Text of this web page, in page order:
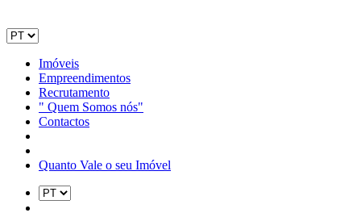
Imóveis
Empreendimentos
Recrutamento
" Quem Somos nós"
Contactos
Quanto Vale o seu Imóvel